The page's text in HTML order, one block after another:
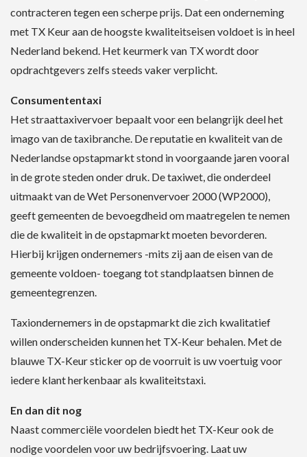
contracteren tegen een scherpe prijs. Dat een onderneming
met TX Keur aan de hoogste kwaliteitseisen voldoet is in heel
Nederland bekend. Het keurmerk van TX wordt door
opdrachtgevers zelfs steeds vaker verplicht.
Consumententaxi
Het straattaxivervoer bepaalt voor een belangrijk deel het
imago van de taxibranche. De reputatie en kwaliteit van de
Nederlandse opstapmarkt stond in voorgaande jaren vooral
in de grote steden onder druk. De taxiwet, die onderdeel
uitmaakt van de Wet Personenvervoer 2000 (WP2000),
geeft gemeenten de bevoegdheid om maatregelen te nemen
die de kwaliteit in de opstapmarkt moeten bevorderen.
Hierbij krijgen ondernemers -mits zij aan de eisen van de
gemeente voldoen- toegang tot standplaatsen binnen de
gemeentegrenzen.
Taxiondernemers in de opstapmarkt die zich kwalitatief
willen onderscheiden kunnen het TX-Keur behalen. Met de
blauwe TX-Keur sticker op de voorruit is uw voertuig voor
iedere klant herkenbaar als kwaliteitstaxi.
En dan dit nog
Naast commerciële voordelen biedt het TX-Keur ook de
nodige voordelen voor uw bedrijfsvoering. Laat uw